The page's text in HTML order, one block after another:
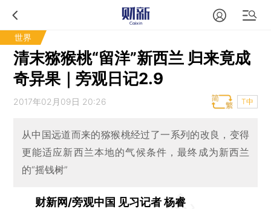
世界
清末猕猴桃“留洋”新西兰 归来竟成
奇异果｜旁观日记2.9
2017年02月09日 20:26 T中
从中国远道而来的猕猴桃经过了一系列的改良，变得
更能适应新西兰本地的气候条件，最终成为新西兰
的“摇钱树”
财新网/旁观中国 见习记者 杨睿